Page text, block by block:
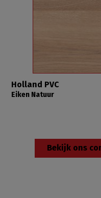
Holland PVC
Eiken Natuur
Bekijk ons